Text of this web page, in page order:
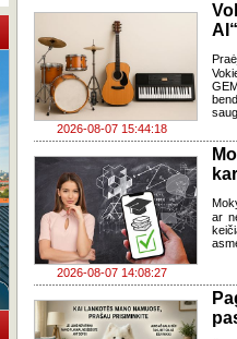
2026-08-07 15:44:18
2026-08-07 14:08:27
ar